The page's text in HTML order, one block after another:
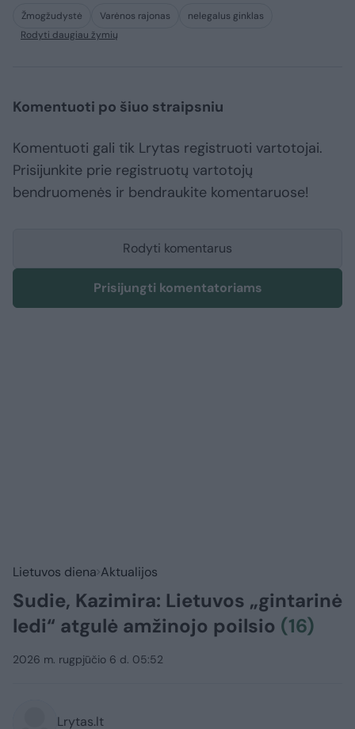
Žmogžudystė Varėnos rajonas
nelegalus ginklas
Rodyti daugiau žymių
Komentuoti po šiuo straipsniu
Komentuoti gali tik Lrytas registruoti vartotojai.
Prisijunkite prie registruotų vartotojų
bendruomenės ir bendraukite komentaruose!
Rodyti komentarus
Prisijungti komentatoriams
Lietuvos diena Aktualijos
Sudie, Kazimira: Lietuvos „gintarinė
ledi“ atgulė amžinojo poilsio (16)
2026 m. rugpjūčio 6 d. 05:52
Lrytas.lt